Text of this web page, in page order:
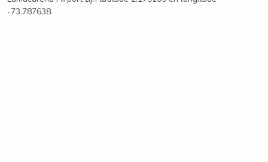
-73.787638.